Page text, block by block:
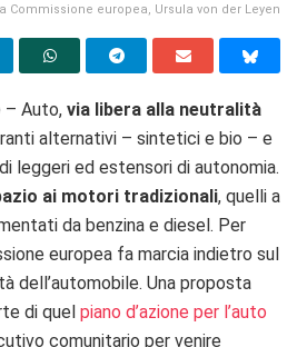
Commissione europea, Ursula von der Leyen
– Auto, via libera alla neutralità
alternativi – sintetici e bio – e
leggeri ed estensori di autonomia.
ai motori tradizionali, quelli a
da benzina e diesel. Per
europea fa marcia indietro sul
dell’automobile. Una proposta
di quel piano d’azione per l’auto
comunitario per venire